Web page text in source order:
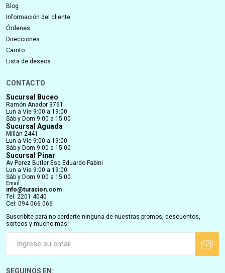
Blog
Información del cliente
Órdenes
Direcciones
Carrito
Lista de deseos
CONTACTO
Sucursal Buceo
Ramón Anador 3761
Lun a Vie 9:00 a 19:00
Sáb y Dom 9:00 a 15:00
Sucursal Aguada
Millán 2441
Lun a Vie 9:00 a 19:00
Sáb y Dom 9:00 a 15:00
Sucursal Pinar
Av Perez Butler Esq Eduardo Fabini
Lun a Vie 9:00 a 19:00
Sáb y Dom 9:00 a 15:00
Email
info@turacion.com
Tel: 2201 4040
Cel: 094 066 066
Suscribite para no perderte ninguna de nuestras promos, descuentos,
sorteos y mucho más!
SEGUINOS EN: